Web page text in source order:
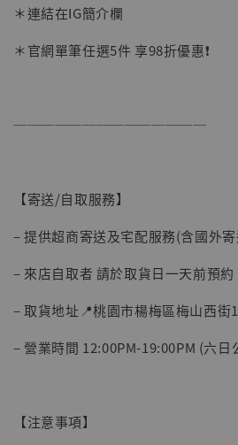
＊連結在IG簡介欄
＊官網單筆任選5件 享98折優惠❗️
──────────────
【寄送/自取服務】
– 提供超商寄送及宅配服務(含國外
– 來店自取者 請於取貨日一天前預約
– 取貨地址📍桃園市楊梅區梅山西街
– 營業時間 12:00PM-19:00PM (六日
【注意事項】